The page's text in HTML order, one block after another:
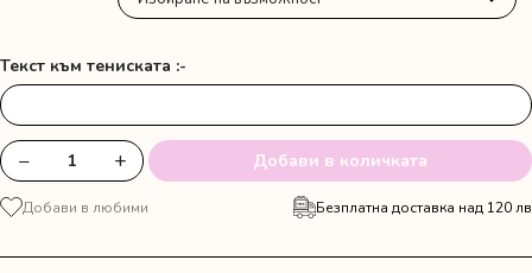
Текст към тениската :-
количество
за
Детска
− + Добави в количката
Добави в любими Безплатна доставка над 120 лв